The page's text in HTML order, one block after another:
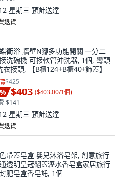
星期三 預計送達
退貨
衛浴 牆壁N腳多功能開關 一分二
洗碗機 可接軟管沖洗器, 1個, 彎頭
衣接頭, 【B櫃124+B櫃40+飾蓋】
$425
% $403 ($403.00/1個)
$141
星期三 預計送達
退貨
帶蓋皂盒 嬰兒沐浴皂架, 創意旅行
透明皇冠翻蓋瀝水香皂盒家居旅行
肥皂盒香皂託, 1個